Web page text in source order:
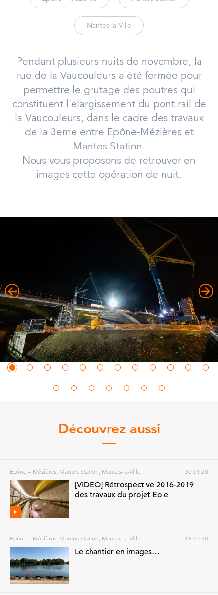
Mantes-la-Ville
Pendant plusieurs nuits de novembre, la
rue de la Vaucouleurs a été fermée pour
permettre le grutage des poutres qui
constituent l'élargissement du pont rail de
la Vaucouleurs, dans le cadre des travaux
de la 3eme entre Epône-Mézières et
Mantes Station.
Nous vous proposons de retrouver en
images cette opération de nuit.
Découvrez aussi
Épône – Mézières, Mantes Station, Mantes-la-Ville 30 01 20
[VIDEO] Rétrospective 2016-2019
des travaux du projet Eole
Épône – Mézières, Mantes Station, Mantes-la-Ville 16 07 20
Le chantier en images…